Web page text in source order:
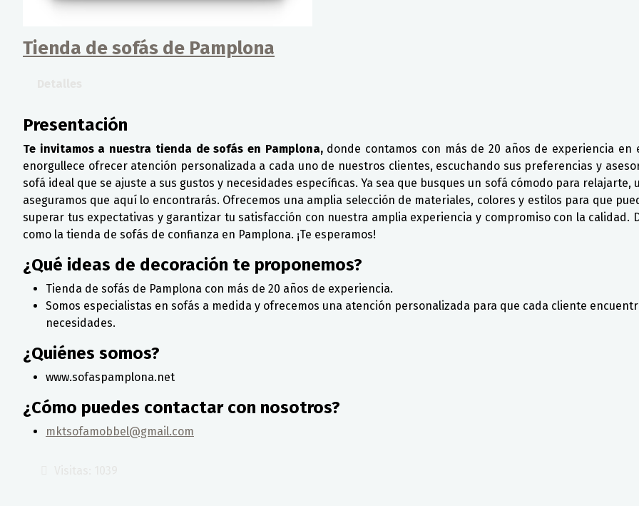
Tienda de sofás de Pamplona
Presentación
Te invitamos a nuestra tienda de sofás en Pamplona,donde contamos con más de 20 años de experiencia en
enorgullece ofrecer atención personalizada a cada uno de nuestros clientes, escuchando sus preferencias y
sofá ideal que se ajuste a sus gustos y necesidades específicas. Ya sea que busques un sofá cómodo para
aseguramos que aquí lo encontrarás. Ofrecemos una amplia selección de materiales, colores y estilos para que
superar tus expectativas y garantizar tu satisfacción con nuestra amplia experiencia y compromiso con la calidad.
como la tienda de sofás de confianza en Pamplona. ¡Te esperamos!
¿Qué ideas de decoración te proponemos?
Tienda de sofás de Pamplona con más de 20 años de experiencia.
Somos especialistas en sofás a medida y ofrecemos una atención personalizada para que cada cliente
necesidades.
¿Quiénes somos?
www.sofaspamplona.net
¿Cómo puedes contactar con nosotros?
mktsofamobbel@gmail.com